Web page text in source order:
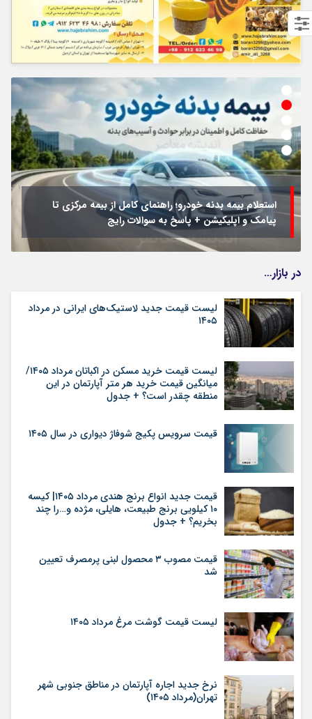
استعلام بیمه بدنه خودرو؛ راهنمای کامل از بیمه مرکزی تا
پیامک و اپلیکیشن + پاسخ به سوالات رایج
در بازار…
لیست قیمت جدید لاستیک‌های ایرانی در مرداد
۱۴۰۵
لیست قیمت خرید مسکن در اکباتان مرداد ۱۴۰۵/
میانگین قیمت خرید هر متر آپارتمان در این
منطقه چقدر است؟ + جدول
قیمت سرویس پکیج شوفاژ دیواری در سال ۱۴۰۵
قیمت جدید انواع برنج هندی مرداد ۱۴۰۵| کیسه
۱۰ کیلویی برنج طبیعت، هایلی، مژده و…را چند
بخریم؟ + جدول
قیمت مصوب ۳ محصول لبنی پرمصرف تعیین
شد
لیست قیمت گوشت مرغ مرداد ۱۴۰۵
نرخ جدید اجاره آپارتمان در مناطق جنوبی شهر
تهران(مرداد ۱۴۰۵)